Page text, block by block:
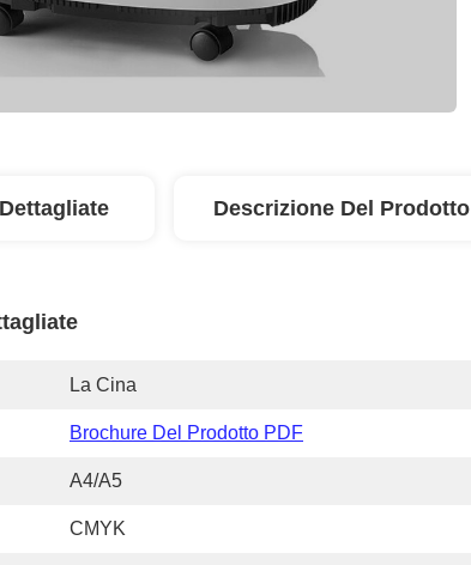
Descrizione Del Prodotto
La Cina
Brochure Del Prodotto PDF
A4/A5
CMYK